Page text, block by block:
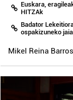
Euskara,
HITZAk
Badator
ospakizuneko jaia
Mikel Reina Barros